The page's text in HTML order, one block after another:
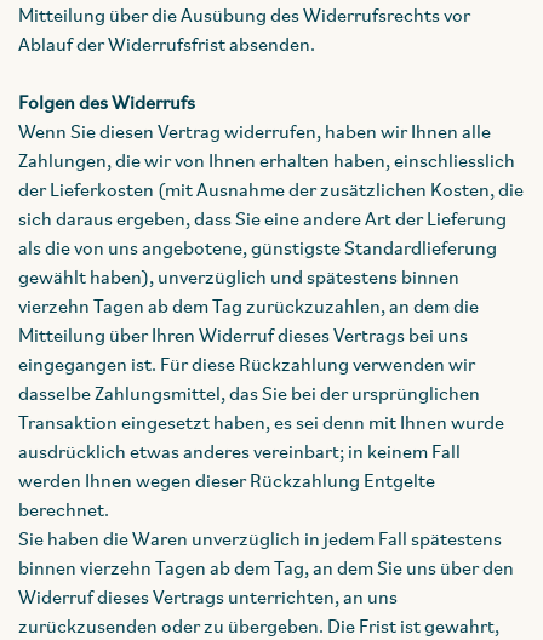
Mitteilung über die Ausübung des Widerrufsrechts vor
Ablauf der Widerrufsfrist absenden.
Folgen des Widerrufs
Wenn Sie diesen Vertrag widerrufen, haben wir Ihnen alle
Zahlungen, die wir von Ihnen erhalten haben, einschliesslich
der Lieferkosten (mit Ausnahme der zusätzlichen Kosten, die
sich daraus ergeben, dass Sie eine andere Art der Lieferung
als die von uns angebotene, günstigste Standardlieferung
gewählt haben), unverzüglich und spätestens binnen
vierzehn Tagen ab dem Tag zurückzuzahlen, an dem die
Mitteilung über Ihren Widerruf dieses Vertrags bei uns
eingegangen ist. Für diese Rückzahlung verwenden wir
dasselbe Zahlungsmittel, das Sie bei der ursprünglichen
Transaktion eingesetzt haben, es sei denn mit Ihnen wurde
ausdrücklich etwas anderes vereinbart; in keinem Fall
werden Ihnen wegen dieser Rückzahlung Entgelte
berechnet.
Sie haben die Waren unverzüglich in jedem Fall spätestens
binnen vierzehn Tagen ab dem Tag, an dem Sie uns über den
Widerruf dieses Vertrags unterrichten, an uns
zurückzusenden oder zu übergeben. Die Frist ist gewahrt,